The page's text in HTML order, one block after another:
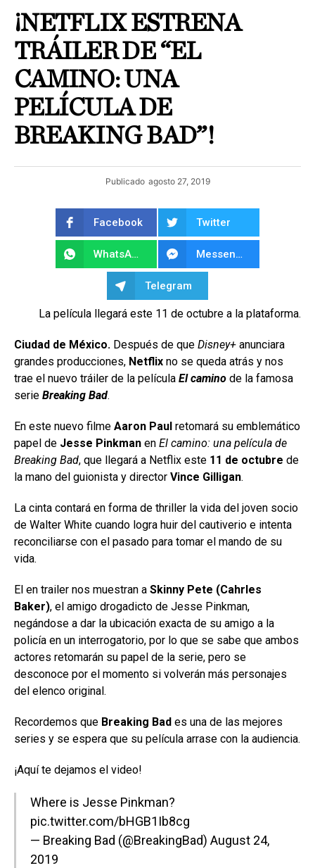
¡NETFLIX ESTRENA
TRÁILER DE “EL
CAMINO: UNA
PELÍCULA DE
BREAKING BAD”!
Publicado agosto 27, 2019
Facebook Twitter
WhatsApp Messenger
Telegram
La película llegará este 11 de octubre a la plataforma.
Ciudad de México. Después de que Disney+ anunciara
grandes producciones, Netflix no se queda atrás y nos
trae el nuevo tráiler de la película El camino de la famosa
serie Breaking Bad.
En este nuevo filme Aaron Paul retomará su emblemático
papel de Jesse Pinkman en El camino: una película de
Breaking Bad, que llegará a Netflix este 11 de octubre de
la mano del guionista y director Vince Gilligan.
La cinta contará en forma de thriller la vida del joven socio
de Walter White cuando logra huir del cautiverio e intenta
reconciliarse con el pasado para tomar el mando de su
vida.
El en trailer nos muestran a Skinny Pete (Cahrles
Baker), el amigo drogadicto de Jesse Pinkman,
negándose a dar la ubicación exacta de su amigo a la
policía en un interrogatorio, por lo que se sabe que ambos
actores retomarán su papel de la serie, pero se
desconoce por el momento si volverán más personajes
del elenco original.
Recordemos que Breaking Bad es una de las mejores
series y se espera que su película arrase con la audiencia.
¡Aquí te dejamos el video!
Where is Jesse Pinkman?
pic.twitter.com/bHGB1Ib8cg
— Breaking Bad (@BreakingBad) August 24,
2019